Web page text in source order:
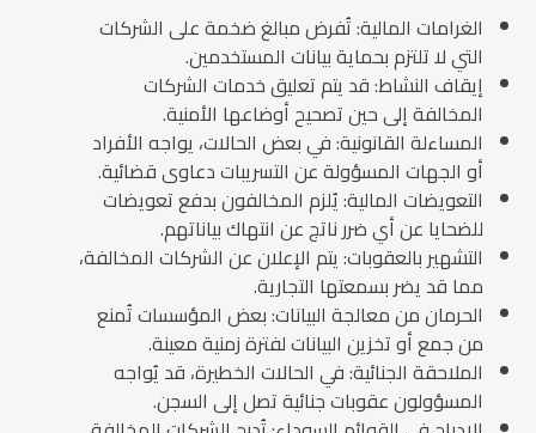
الغرامات المالية: تُفرض مبالغ ضخمة على الشركات
التي لا تلتزم بحماية بيانات المستخدمين.
إيقاف النشاط: قد يتم تعليق خدمات الشركات
المخالفة إلى حين تصحيح أوضاعها الأمنية.
المساءلة القانونية: في بعض الحالات، يواجه الأفراد
أو الجهات المسؤولة عن التسريبات دعاوى قضائية.
التعويضات المالية: يُلزم المخالفون بدفع تعويضات
للضحايا عن أي ضرر ناتج عن انتهاك بياناتهم.
التشهير بالعقوبات: يتم الإعلان عن الشركات المخالفة،
مما قد يضر بسمعتها التجارية.
الحرمان من معالجة البيانات: بعض المؤسسات تُمنع
من جمع أو تخزين البيانات لفترة زمنية معينة.
الملاحقة الجنائية: في الحالات الخطيرة، قد يُواجه
المسؤولون عقوبات جنائية تصل إلى السجن.